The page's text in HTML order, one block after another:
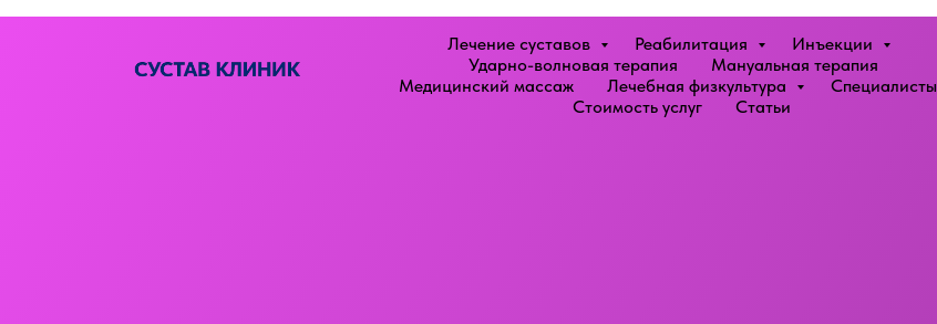
Лечение суставов Реабилитация
Инъекции
Ударно-волновая терапия
Мануальная терапия
Медицинский массаж
Лечебная физкультура
Специалисты
Стоимость услуг
Статьи